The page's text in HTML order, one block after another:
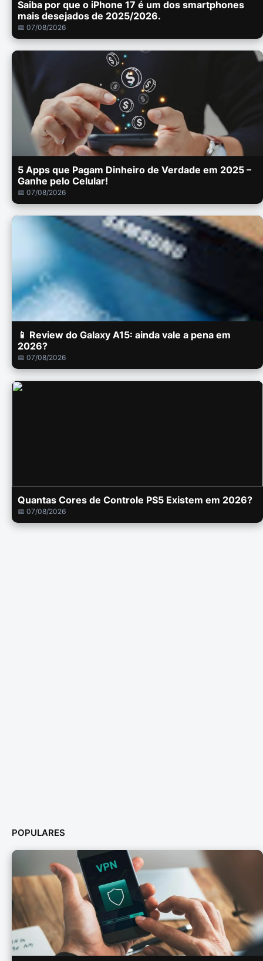
Saiba por que o iPhone 17 é um dos smartphones
mais desejados de 2025/2026.
📅 07/08/2026
5 Apps que Pagam Dinheiro de Verdade em 2025 –
Ganhe pelo Celular!
📅 07/08/2026
📱 Review do Galaxy A15: ainda vale a pena em
2026?
📅 07/08/2026
Quantas Cores de Controle PS5 Existem em 2026?
📅 07/08/2026
POPULARES